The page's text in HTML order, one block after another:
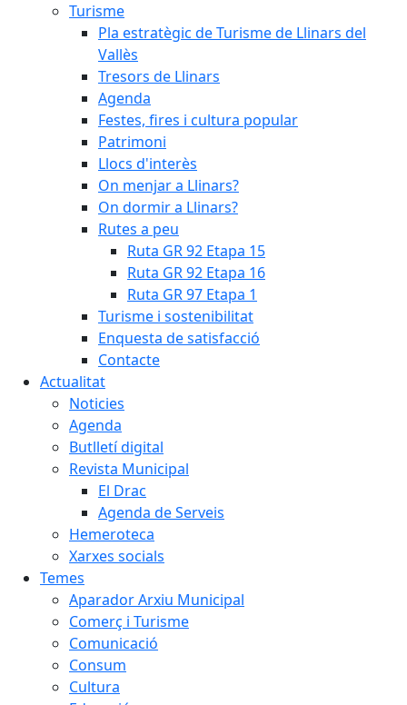
Turisme
Pla estratègic de Turisme de Llinars del
Vallès
Tresors de Llinars
Agenda
Festes, fires i cultura popular
Patrimoni
Llocs d'interès
On menjar a Llinars?
On dormir a Llinars?
Rutes a peu
Ruta GR 92 Etapa 15
Ruta GR 92 Etapa 16
Ruta GR 97 Etapa 1
Turisme i sostenibilitat
Enquesta de satisfacció
Contacte
Actualitat
Noticies
Agenda
Butlletí digital
Revista Municipal
El Drac
Agenda de Serveis
Hemeroteca
Xarxes socials
Temes
Aparador Arxiu Municipal
Comerç i Turisme
Comunicació
Consum
Cultura